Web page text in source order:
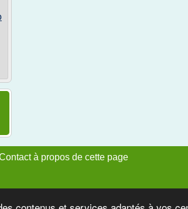
à propos de cette page